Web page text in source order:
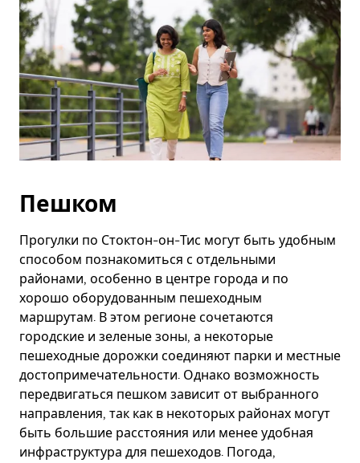
Пешком
Прогулки по Стоктон-он-Тис могут быть удобным
способом познакомиться с отдельными
районами, особенно в центре города и по
хорошо оборудованным пешеходным
маршрутам. В этом регионе сочетаются
городские и зеленые зоны, а некоторые
пешеходные дорожки соединяют парки и местные
достопримечательности. Однако возможность
передвигаться пешком зависит от выбранного
направления, так как в некоторых районах могут
быть большие расстояния или менее удобная
инфраструктура для пешеходов. Погода,